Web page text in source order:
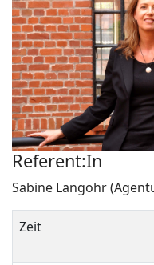
Referent:In
Sabine Langohr
Zeit